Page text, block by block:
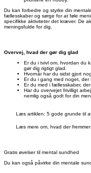
Du kan forbedre og styrke din
fællesskaber og sørge for at føle
specifikke aktiviteter det kræver. De
meningsfulde for dig.
Overvej, hvad der gør dig glad
Er du i tvivl om, hvordan du
gør dig rigtigt glad.
Hvornår har du sidst gjort
Er du i gang med noget, der
Er du med i fællesskaber,
Har du overvejet frivilligt
nemlig også godt for din
Læs artiklen: 5 gode grunde til
Læs mere om, hvad der
Gratis øvelser til mental sundhed
Du kan også påvirke din mentale